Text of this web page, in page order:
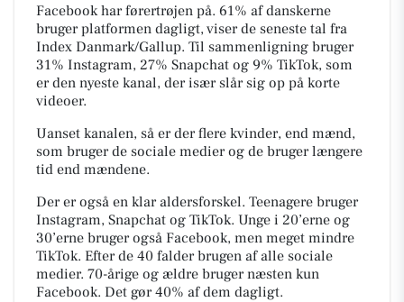
Facebook har førertrøjen på. 61% af danskerne
bruger platformen dagligt, viser de seneste tal fra
Index Danmark/Gallup. Til sammenligning bruger
31% Instagram, 27% Snapchat og 9% TikTok, som
er den nyeste kanal, der især slår sig op på korte
videoer.
Uanset kanalen, så er der flere kvinder, end mænd,
som bruger de sociale medier og de bruger længere
tid end mændene.
Der er også en klar aldersforskel. Teenagere bruger
Instagram, Snapchat og TikTok. Unge i 20’erne og
30’erne bruger også Facebook, men meget mindre
TikTok. Efter de 40 falder brugen af alle sociale
medier. 70-årige og ældre bruger næsten kun
Facebook. Det gør 40% af dem dagligt.